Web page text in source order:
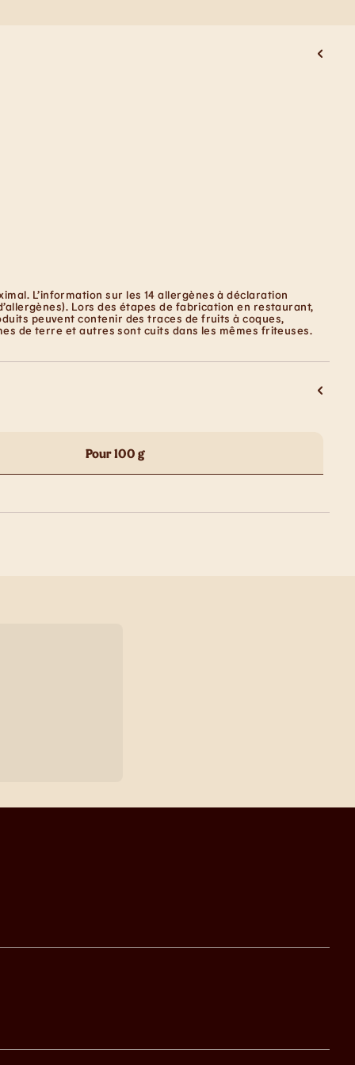
L’information sur les 14 allergènes à déclaration
Lors des étapes de fabrication en restaurant,
peuvent contenir des traces de fruits à coques,
de terre et autres sont cuits dans les mêmes friteuses.
Pour 100 g